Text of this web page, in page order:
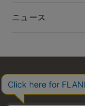
ニュース